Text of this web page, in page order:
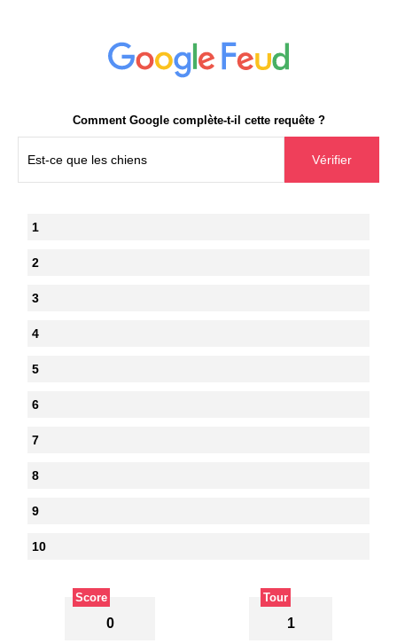
Comment Google complète-t-il cette requête ?
1
2
3
4
5
6
7
8
9
10
Score
0
Tour
1